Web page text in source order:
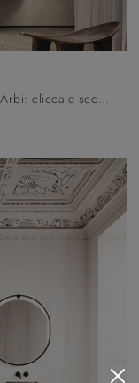
mobili bagno sospesi in legno della firma Arbi: clicca e scopri l'arredo bagno design Almond 03 per il tuo bagno.